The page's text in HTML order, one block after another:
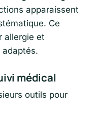
apparaissent
Ce
allergie et
médical
outils pour